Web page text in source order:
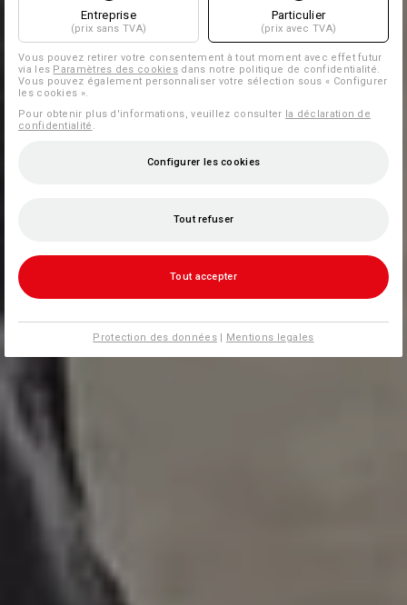
Entreprise
(prix sans TVA)
Particulier
(prix avec TVA)
Vous pouvez retirer votre consentement à tout moment avec effet futur
via les Paramètres des cookies dans notre politique de confidentialité.
Vous pouvez également personnaliser votre sélection sous « Configurer
les cookies ».
Pour obtenir plus d'informations, veuillez consulter la déclaration de
confidentialité
Configurer les cookies
Tout refuser
Tout accepter
Protection des données| Mentions legales